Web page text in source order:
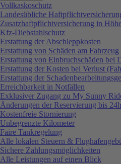
Vollkaskoschutz
Landesübliche
Zusatzhaftpflichtversicherung in
Kfz-Diebstahlschutz
Erstattung der Abschleppkosten
Erstattung von Schäden am Fahrzeug
Erstattung von Einbruchschäden bei
Erstattung der Kosten bei Verlust
Erstattung der
Erreichbarkeit in Notfällen
Exklusiver Zugang zu My Sunny
Änderungen der Reservierung bis
Kostenfreie Stornierung
Unbegrenzte Kilometer
Faire Tankregelung
Alle lokalen Steuern &
Sichere Zahlungsmöglichkeiten
Alle Leistungen auf einen Blick